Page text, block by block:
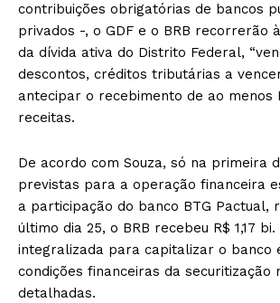
contribuições obrigatórias de bancos
privados -, o GDF e o BRB recorrerão
da dívida ativa do Distrito Federal,
descontos, créditos tributárias a
antecipar o recebimento de ao menos
receitas.
De acordo com Souza, só na primeira
previstas para a operação financeira
a participação do banco BTG Pactual,
último dia 25, o BRB recebeu R$ 1,17 bi.
integralizada para capitalizar o banco
condições financeiras da securitização
detalhadas.